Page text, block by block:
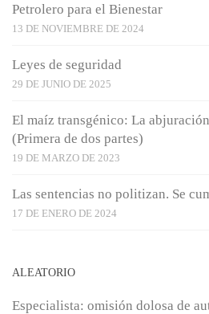
Petrolero para el Bienestar
13 DE NOVIEMBRE DE 2024
Leyes de seguridad
29 DE JUNIO DE 2025
El maíz transgénico: La
(Primera de dos partes)
19 DE MARZO DE 2023
Las sentencias no politizan. Se
17 DE ENERO DE 2024
ALEATORIO
Especialista: omisión dolosa de